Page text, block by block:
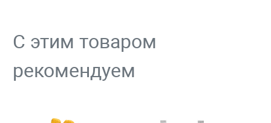
С этим товаром
рекомендуем